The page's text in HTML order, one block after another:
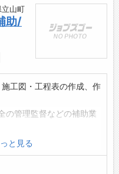
山町
助/
工図・工程表の作成、作
の管理監督などの補助業
めていただきます。将
取得できます。
と見る